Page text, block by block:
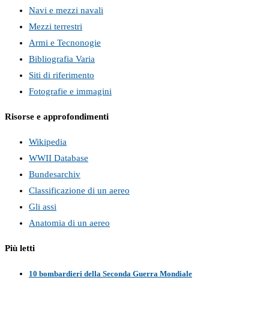
Navi e mezzi navali
Mezzi terrestri
Armi e Tecnonogie
Bibliografia Varia
Siti di riferimento
Fotografie e immagini
Risorse e approfondimenti
Wikipedia
WWII Database
Bundesarchiv
Classificazione di un aereo
Gli assi
Anatomia di un aereo
Più letti
10 bombardieri della Seconda Guerra Mondiale